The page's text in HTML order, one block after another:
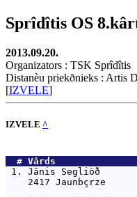
Sprîdîtis OS
2013.09.20.
Organizators : TSK Sprîdîtis
Distanèu priekðnieks : Artis
[IZVELE]
IZVELE ^
  #
1. Jânis Segliòð
2417 Jaunbçrze